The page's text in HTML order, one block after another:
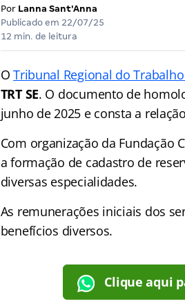
Por Lanna Sant'Anna
Publicado em 22/07/25
12 min. de leitura
OTribunal Regional do Trabalho
TRT SE. O documento de
junho de 2025 e consta a
Com organização da Fundação
a formação de cadastro de
diversas especialidades.
As remunerações iniciais dos
benefícios diversos.
Clique aqui